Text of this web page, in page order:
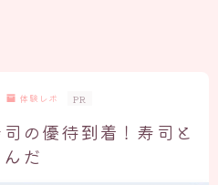
体験レポ PR
の優待到着！寿司と
だ